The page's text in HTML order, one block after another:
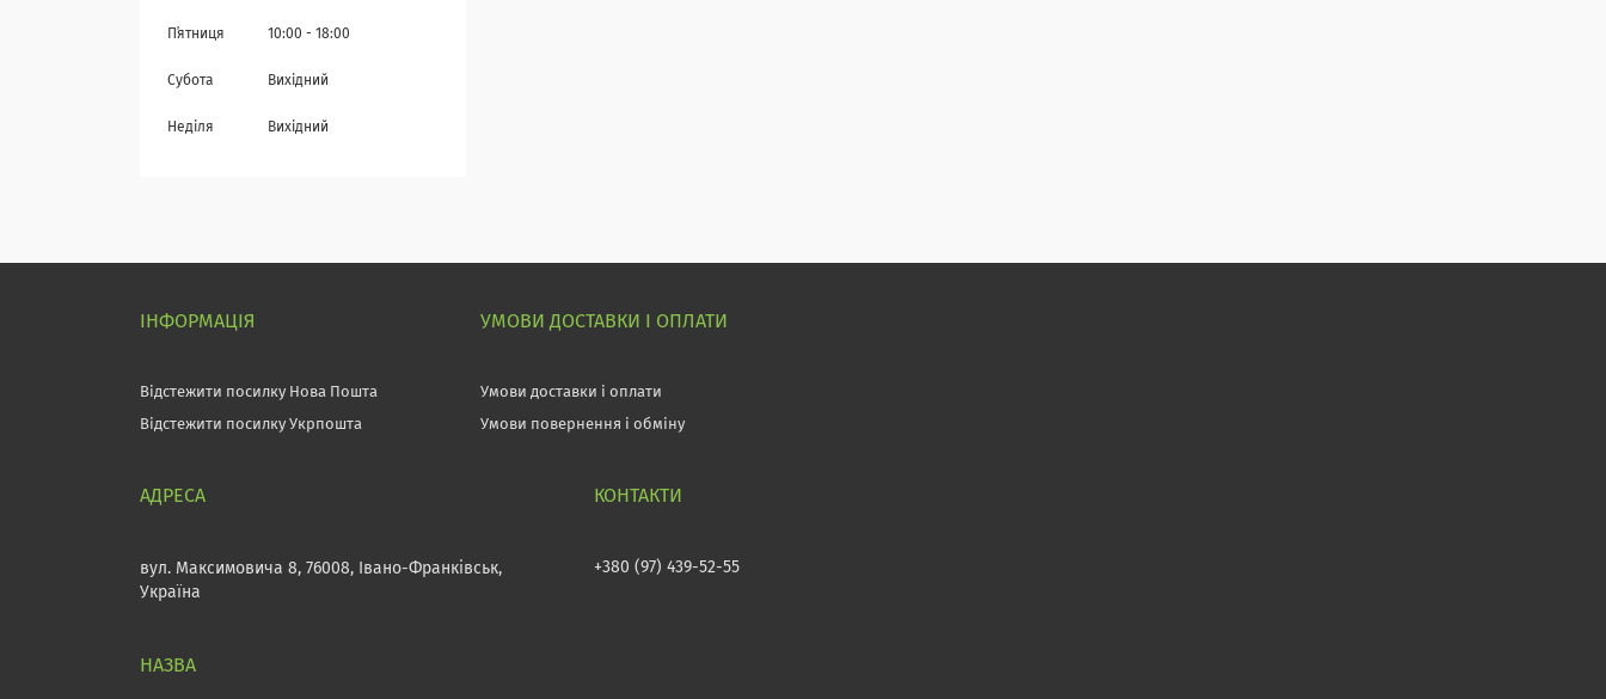
Пʼятниця 10:00 18:00
Субота Вихідний
Неділя Вихідний
ІНФОРМАЦІЯ
Відстежити посилку Нова Пошта
Відстежити посилку Укрпошта
УМОВИ ДОСТАВКИ І ОПЛАТИ
Умови доставки і оплати
Умови повернення і обміну
вул. Максимовича 8, 76008, Івано-Франківськ,
Україна
+380 (97) 439-52-55